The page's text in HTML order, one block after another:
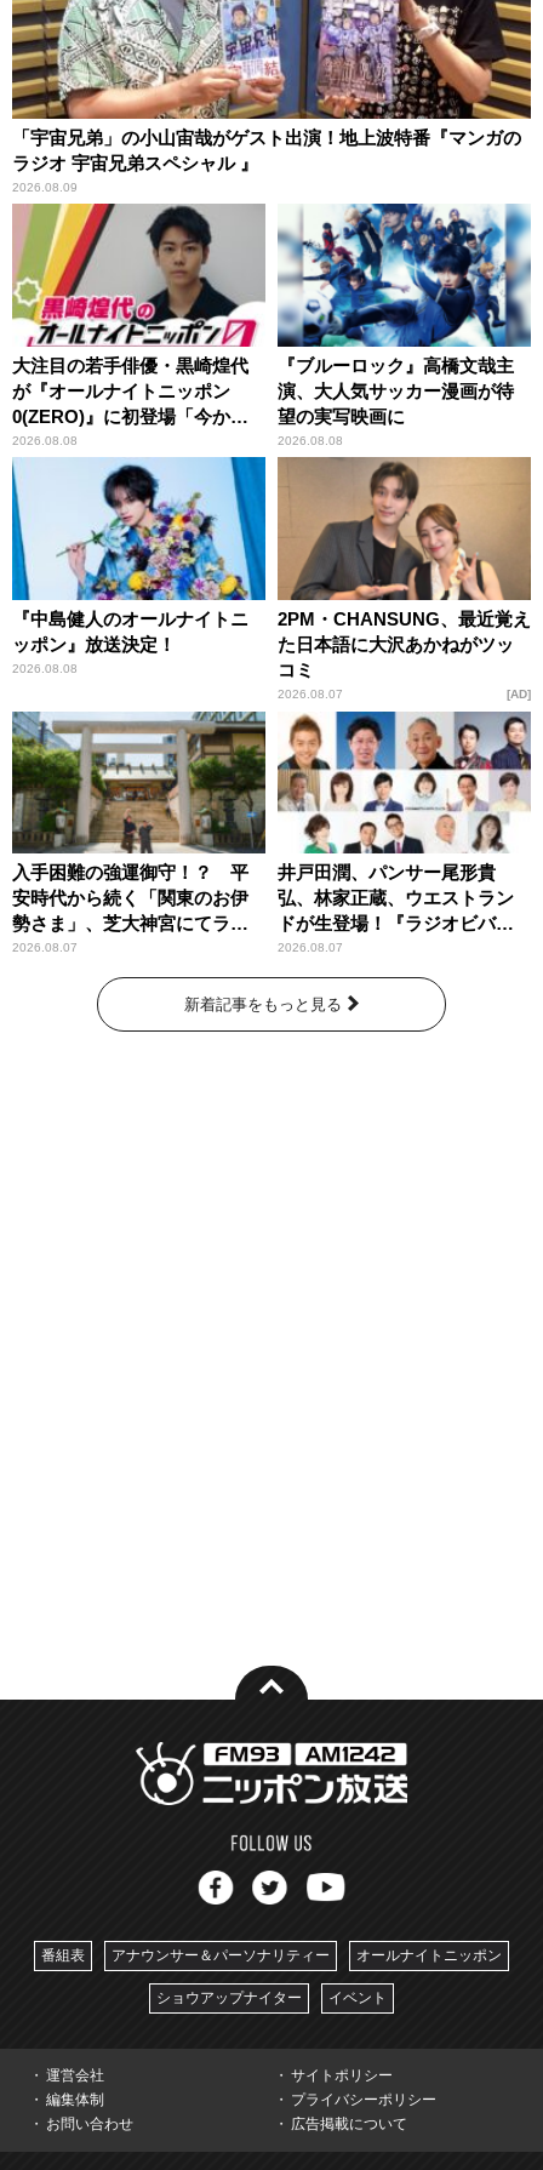
「宇宙兄弟」の小山宙哉がゲスト出演！地上波特番『マンガの
ラジオ 宇宙兄弟スペシャル 』
2026.08.09
大注目の若手俳優・黒崎煌代
が『オールナイトニッポン
0(ZERO)』に初登場「今から
とてもワクワクしておりま
す！」
2026.08.08
『ブルーロック』高橋文哉主
演、大人気サッカー漫画が待
望の実写映画に
2026.08.08
『中島健人のオールナイトニ
ッポン』放送決定！
2026.08.08
2PM・CHANSUNG、最近覚え
た日本語に大沢あかねがツッ
コミ
2026.08.07 AD
入手困難の強運御守！？ 平
安時代から続く「関東のお伊
勢さま」、芝大神宮にてラン
パンプスが合格祈願！
2026.08.07
井戸田潤、パンサー尾形貴
弘、林家正蔵、ウエストラン
ドが生登場！『ラジオビバリ
ー昼ズ』
2026.08.07
新着記事をもっと見る
番組表 アナウンサー＆パーソナリティー オールナイトニッポン
ショウアップナイター イベント
運営会社
サイトポリシー
編集体制
プライバシーポリシー
お問い合わせ
広告掲載について